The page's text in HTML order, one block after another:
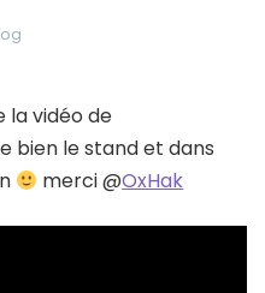
la vidéo de
bien le stand et dans
merci @OxHak